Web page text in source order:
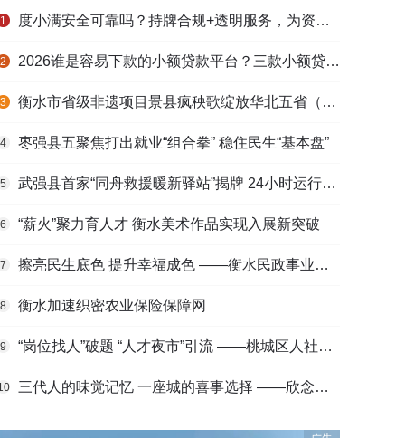
1 度小满安全可靠吗？持牌合规+透明服务，为资金周转筑牢多重保障
2 2026谁是容易下款的小额贷款平台？三款小额贷款产品全面对比
3 衡水市省级非遗项目景县疯秧歌绽放华北五省（区）市舞蹈大赛舞台
4 枣强县五聚焦打出就业“组合拳” 稳住民生“基本盘”
5 武强县首家“同舟救援暖新驿站”揭牌 24小时运行守护户外劳动者
6 “薪火”聚力育人才 衡水美术作品实现入展新突破
7 擦亮民生底色 提升幸福成色 ——衡水民政事业高质量发展综述
8 衡水加速织密农业保险保障网
9 “岗位找人”破题 “人才夜市”引流 ——桃城区人社局多维发力促进高校毕业生高质量充分就业
三代人的味觉记忆 一座城的喜事选择 ——欣念饺子二十九载匠心传承路